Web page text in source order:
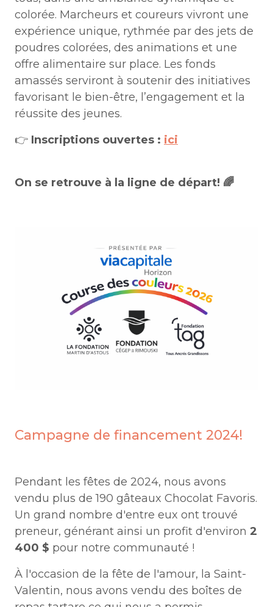
colorée. Marcheurs et coureurs vivront une
expérience unique, rythmée par des jets de
poudres colorées, des animations et une
offre alimentaire sur place. Les fonds
amassés serviront à soutenir des initiatives
favorisant le bien-être, l’engagement et la
réussite des jeunes.
👉 Inscriptions ouvertes : ici
On se retrouve à la ligne de départ! 🌈
Campagne de financement 2024!
Pendant les fêtes de 2024, nous avons
vendu plus de 190 gâteaux Chocolat Favoris.
Un grand nombre d'entre eux ont trouvé
preneur, générant ainsi un profit d'environ 2
400 $ pour notre communauté !
À l'occasion de la fête de l'amour, la Saint-
Valentin, nous avons vendu des boîtes de